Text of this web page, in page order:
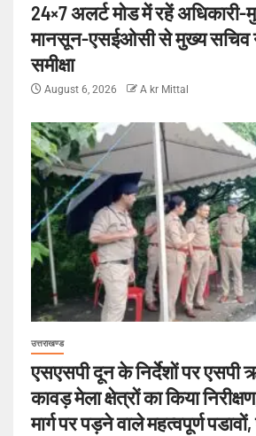
24×7 अलर्ट मोड में रहें
मानसून-एसईओसी से मुख्य सचिव
समीक्षा
August 6, 2026 A kr Mittal
उत्तराखण्ड
एसएसपी दून के निर्देशों पर एसपी
कावड़ मेला क्षेत्रों का किया
मार्ग पर पड़ने वाले महत्वपूर्ण